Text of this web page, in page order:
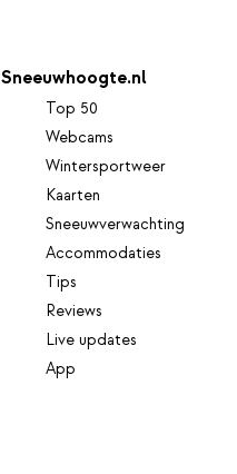
Sneeuwhoogte.nl
Top 50
Webcams
Wintersportweer
Kaarten
Sneeuwverwachting
Accommodaties
Tips
Reviews
Live updates
App